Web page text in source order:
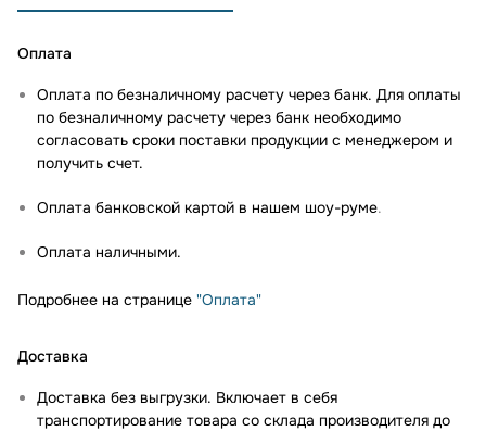
Оплата
Оплата по безналичному расчету через банк. Для оплаты
по безналичному расчету через банк необходимо
согласовать сроки поставки продукции с менеджером и
получить счет.
Оплата банковской картой в нашем шоу-руме.
Оплата наличными.
Подробнее на странице "Оплата"
Доставка
Доставка без выгрузки. Включает в себя
транспортирование товара со склада производителя до